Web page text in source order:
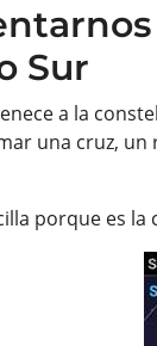
Sur
a la
una cruz,
porque es